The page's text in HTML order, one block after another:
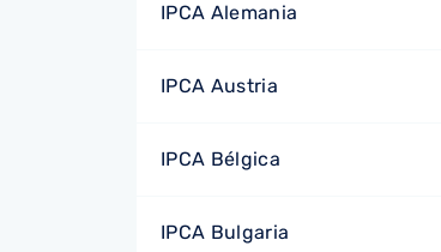
IPCA Alemania
IPCA Austria
IPCA Bélgica
IPCA Bulgaria